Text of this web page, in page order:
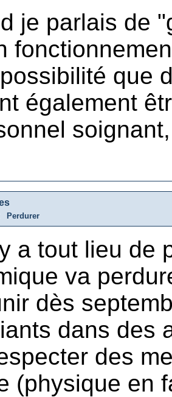
je parlais de
que
également
Perdurer
a tout lieu de
va
dès
dans des
des
(physique en